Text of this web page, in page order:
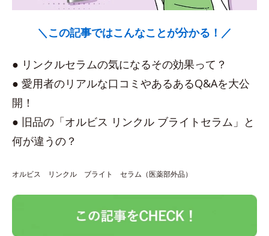
＼この記事ではこんなことが分かる！／
● リンクルセラムの気になるその効果って？
● 愛用者のリアルな口コミやあるあるQ&Aを大公
開！
● 旧品の「オルビス リンクル ブライトセラム」と
何が違うの？
オルビス リンクル ブライト セラム（医薬部外品）